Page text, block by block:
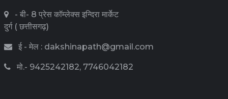
- बी- 8 प्रेस कॉम्लेक्स इन्दिरा मार्केट
दुर्ग ( छत्तीसगढ़)
ई - मेल : dakshinapath@gmail.com
मो.- 9425242182, 7746042182